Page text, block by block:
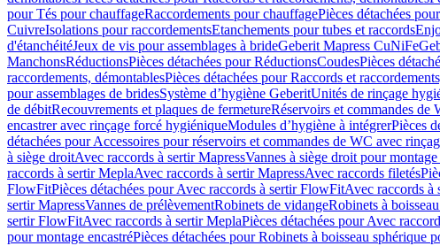
pour Tés pour chauffageRaccordements pour chauffagePièces détachées
CuivreIsolations pour raccordementsEtanchements pour tubes et raccords
d'étanchéitéJeux de vis pour assemblages à brideGeberit Mapress CuNiFe
ManchonsRéductionsPièces détachées pour RéductionsCoudesPièces
raccordements, démontablesPièces détachées pour Raccords et
pour assemblages de bridesSystème d’hygiène GeberitUnités de rinçage
de débitRecouvrements et plaques de fermetureRéservoirs et commandes de
encastrer avec rinçage forcé hygiéniqueModules d’hygiène à intégrerPièces
détachées pour Accessoires pour réservoirs et commandes de WC avec
à siège droitAvec raccords à sertir MapressVannes à siège droit pour montage
raccords à sertir MeplaAvec raccords à sertir MapressAvec raccords filetés
FlowFitPièces détachées pour Avec raccords à sertir FlowFitAvec raccords à
sertir MapressVannes de prélèvementRobinets de vidangeRobinets à
sertir FlowFitAvec raccords à sertir MeplaPièces détachées pour Avec
pour montage encastréPièces détachées pour Robinets à boisseau sphérique